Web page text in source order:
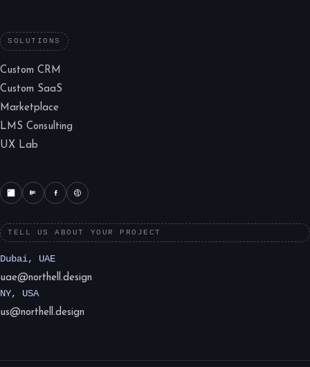
SOLUTIONS
Custom CRM
Custom SaaS
Marketplace
LMS Consulting
UX Lab
TELL US ABOUT YOUR PROJECT
Dubai, UAE
uae@northell.design
NY, USA
us@northell.design